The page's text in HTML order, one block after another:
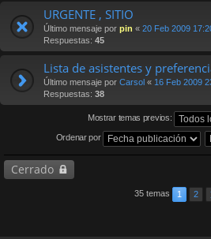
URGENTE , SITIO
Último mensaje por pin « 20 Feb 2009
Respuestas: 45
Lista de asistentes y
Último mensaje por Carsol « 16 Feb 2009
Respuestas: 38
Mostrar temas previos:
Ordenar por
Cerrado
35 temas 1 2